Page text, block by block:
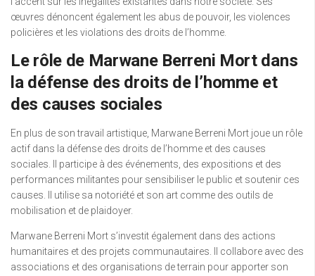
œuvres dénoncent également les abus de pouvoir, les violences
policières et les violations des droits de l’homme.
Le rôle de Marwane Berreni Mort dans
la défense des droits de l’homme et
des causes sociales
En plus de son travail artistique, Marwane Berreni Mort joue un rôle
actif dans la défense des droits de l’homme et des causes
sociales. Il participe à des événements, des expositions et des
performances militantes pour sensibiliser le public et soutenir ces
causes. Il utilise sa notoriété et son art comme des outils de
mobilisation et de plaidoyer.
Marwane Berreni Mort s’investit également dans des actions
humanitaires et des projets communautaires. Il collabore avec des
associations et des organisations de terrain pour apporter son